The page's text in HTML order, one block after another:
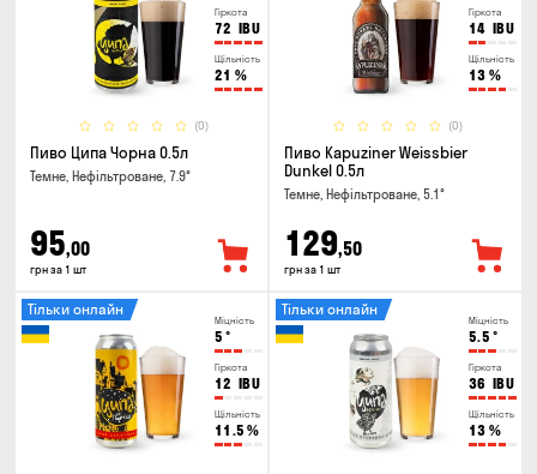
Гіркота
72 IBU
Щільність
21 %
(0)
Пиво Ципа Чорна 0.5л
Темне, Нефільтроване, 7.9°
95,00
грн за 1 шт
Гіркота
14 IBU
Щільність
13 %
(0)
Пиво Kapuziner Weissbier
Dunkel 0.5л
Темне, Нефільтроване, 5.1°
129,50
грн за 1 шт
Міцність
5 °
Гіркота
12 IBU
Щільність
11.5 %
Тільки онлайн
Міцність
5.5 °
Гіркота
36 IBU
Щільність
13 %
Тільки онлайн